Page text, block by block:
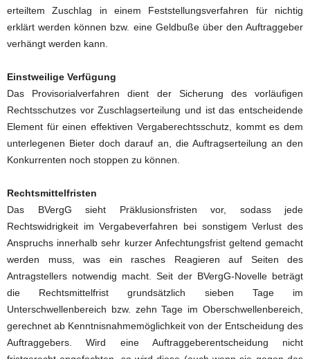
erteiltem Zuschlag in einem Feststellungsverfahren für nichtig
erklärt werden können bzw. eine Geldbuße über den Auftraggeber
verhängt werden kann.
Einstweilige Verfügung
Das Provisorialverfahren dient der Sicherung des vorläufigen
Rechtsschutzes vor Zuschlagserteilung und ist das entscheidende
Element für einen effektiven Vergaberechtsschutz, kommt es dem
unterlegenen Bieter doch darauf an, die Auftragserteilung an den
Konkurrenten noch stoppen zu können.
Rechtsmittelfristen
Das BVergG sieht Präklusionsfristen vor, sodass jede
Rechtswidrigkeit im Vergabeverfahren bei sonstigem Verlust des
Anspruchs innerhalb sehr kurzer Anfechtungsfrist geltend gemacht
werden muss, was ein rasches Reagieren auf Seiten des
Antragstellers notwendig macht. Seit der BVergG-Novelle beträgt
die Rechtsmittelfrist grundsätzlich sieben Tage im
Unterschwellenbereich bzw. zehn Tage im Oberschwellenbereich,
gerechnet ab Kenntnisnahmemöglichkeit von der Entscheidung des
Auftraggebers. Wird eine Auftraggeberentscheidung nicht